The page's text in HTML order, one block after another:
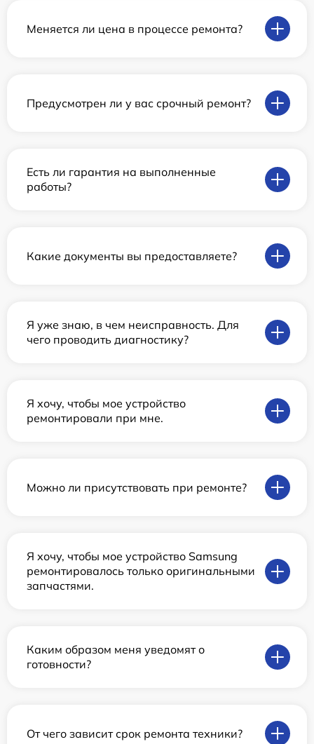
Меняется ли цена в процессе ремонта?
Предусмотрен ли у вас срочный ремонт?
Есть ли гарантия на выполненные
работы?
Какие документы вы предоставляете?
Я уже знаю, в чем неисправность. Для
чего проводить диагностику?
Я хочу, чтобы мое устройство
ремонтировали при мне.
Можно ли присутствовать при ремонте?
Я хочу, чтобы мое устройство Samsung
ремонтировалось только оригинальными
запчастями.
Каким образом меня уведомят о
готовности?
От чего зависит срок ремонта техники?